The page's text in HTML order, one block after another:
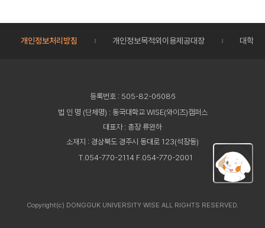
개인정보처리방침 개인정보목적외이용제공대장 대학정
등록번호 : 505-82-06086
법 인 명 (단체명) : 동국대학교 WISE(와이즈)캠퍼스
대표자 : 총장 류완하
소재지 : 경상북도 경주시 동대로 123(석장동)
T.054-770-2114 F.054-770-2001
Copyright(c) DONGGUK UNIVERSITY WISE ALL RIGHTS RESERVED.